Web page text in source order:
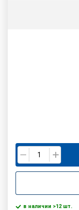
в наличии >12 шт.